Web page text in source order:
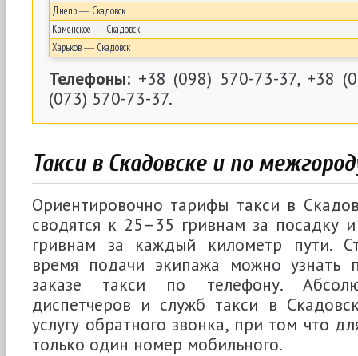
Днепр ― Скадовск
Каменское ― Скадовск
Харьков ― Скадовск
Телефоны: +38 (098) 570-73-37, +38
(073) 570-73-37.
Такси в Скадовске и по
Ориентировочно тарифы такси в
сводятся к 25–35 гривнам за
гривнам за каждый километр пути.
время подачи экипажа можно узнать
заказе такси по телефону.
диспетчеров и служб такси в
услугу обратного звонка, при том что
только один номер мобильного.